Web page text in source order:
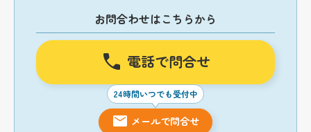
お問合わせはこちらから
電話で問合せ
24時間いつでも受付中
メールで問合せ